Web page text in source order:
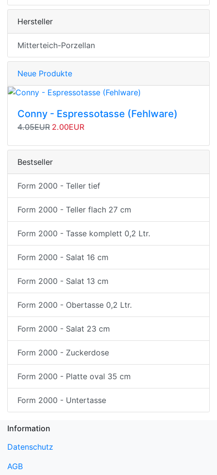
Hersteller
Mitterteich-Porzellan
Neue Produkte
Conny - Espressotasse (Fehlware)
Originalpreis
4.05EUR Angebotspreis
2.00EUR
Bestseller
Form 2000 - Teller tief
Form 2000 - Teller flach 27 cm
Form 2000 - Tasse komplett 0,2 Ltr.
Form 2000 - Salat 16 cm
Form 2000 - Salat 13 cm
Form 2000 - Obertasse 0,2 Ltr.
Form 2000 - Salat 23 cm
Form 2000 - Zuckerdose
Form 2000 - Platte oval 35 cm
Form 2000 - Untertasse
Information
Datenschutz
AGB